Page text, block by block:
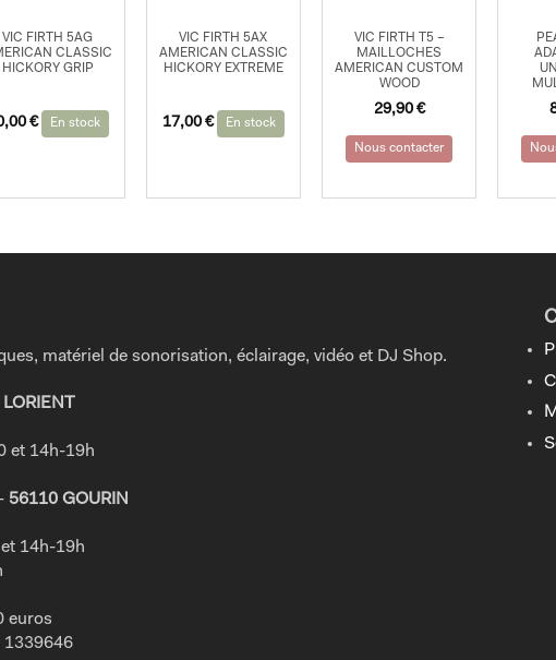
VIC FIRTH 5AG
CLASSIC
HICKORY GRIP
€ En stock
VIC FIRTH 5AX
AMERICAN CLASSIC
HICKORY EXTREME
17,00 € En stock
VIC FIRTH T5 –
MAILLOCHES
AMERICAN CUSTOM
WOOD
29,90 €
Nous contacter
matériel de sonorisation, éclairage, vidéo et DJ Shop.
et 14h-19h
56110 GOURIN
14h-19h
euros
1339646